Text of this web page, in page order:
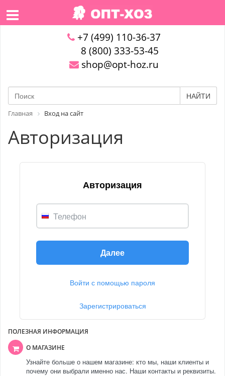
+7 (499) 110-36-37
8 (800) 333-53-45
shop@opt-hoz.ru
НАЙТИ
Главная Вход на сайт
Авторизация
Авторизация
Телефон
Далее
Войти с помощью пароля
Зарегистрироваться
ПОЛЕЗНАЯ ИНФОРМАЦИЯ
О МАГАЗИНЕ
Узнайте больше о нашем магазине: кто мы, наши клиенты и
почему они выбрали именно нас. Наши контакты и реквизиты.